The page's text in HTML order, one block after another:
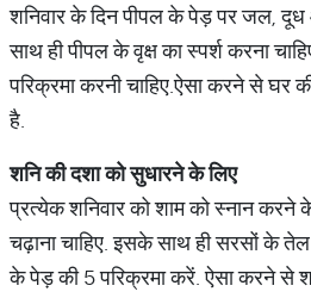
शनिवार के दिन पीपल के पेड़ पर जल, दूध
साथ ही पीपल के वृक्ष का स्पर्श करना
परिक्रमा करनी चाहिए.ऐसा करने से घर
है.
शनिकीदशाकोसुधारनेकेलिए
प्रत्येक शनिवार को शाम को स्नान
चढ़ाना चाहिए. इसके साथ ही सरसों के
के पेड़ की 5 परिक्रमा करें. ऐसा करने से